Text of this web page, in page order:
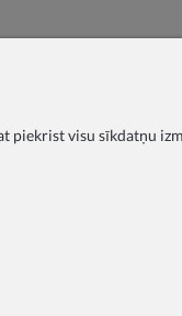
visu sīkdatņu